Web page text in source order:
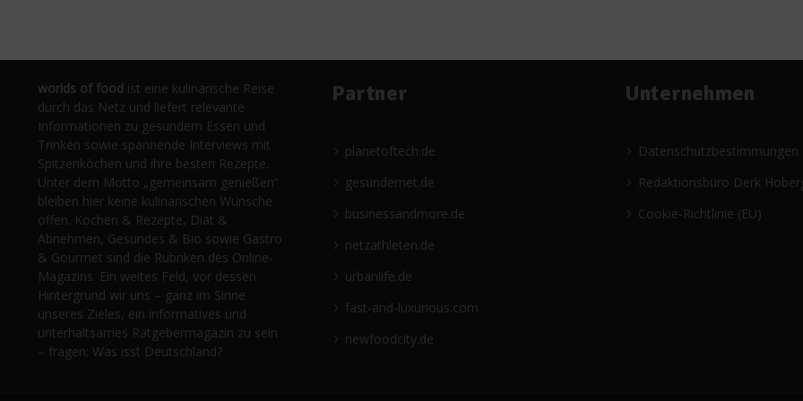
worlds of food ist eine kulinarische Reise
durch das Netz und liefert relevante
Informationen zu gesundem Essen und
Trinken sowie spannende Interviews mit
Spitzenköchen und ihre besten Rezepte.
Unter dem Motto „gemeinsam genießen“
bleiben hier keine kulinarischen Wünsche
offen. Kochen & Rezepte, Diät &
Abnehmen, Gesundes & Bio sowie Gastro
& Gourmet sind die Rubriken des Online-
Magazins. Ein weites Feld, vor dessen
Hintergrund wir uns – ganz im Sinne
unseres Zieles, ein informatives und
unterhaltsames Ratgebermagazin zu sein
– fragen: Was isst Deutschland?
Partner
planetoftech.de
gesündernet.de
businessandmore.de
netzathleten.de
urbanlife.de
fast-and-luxurious.com
newfoodcity.de
Unternehmen
Datenschutzbestimmungen
Redaktionsbüro Derk
Cookie-Richtlinie (EU)